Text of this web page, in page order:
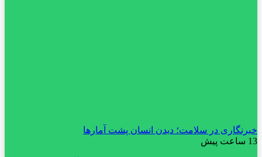
خبرنگاری در سلامت؛ دیدن انسان پشت آمارها
13 ساعت پیش